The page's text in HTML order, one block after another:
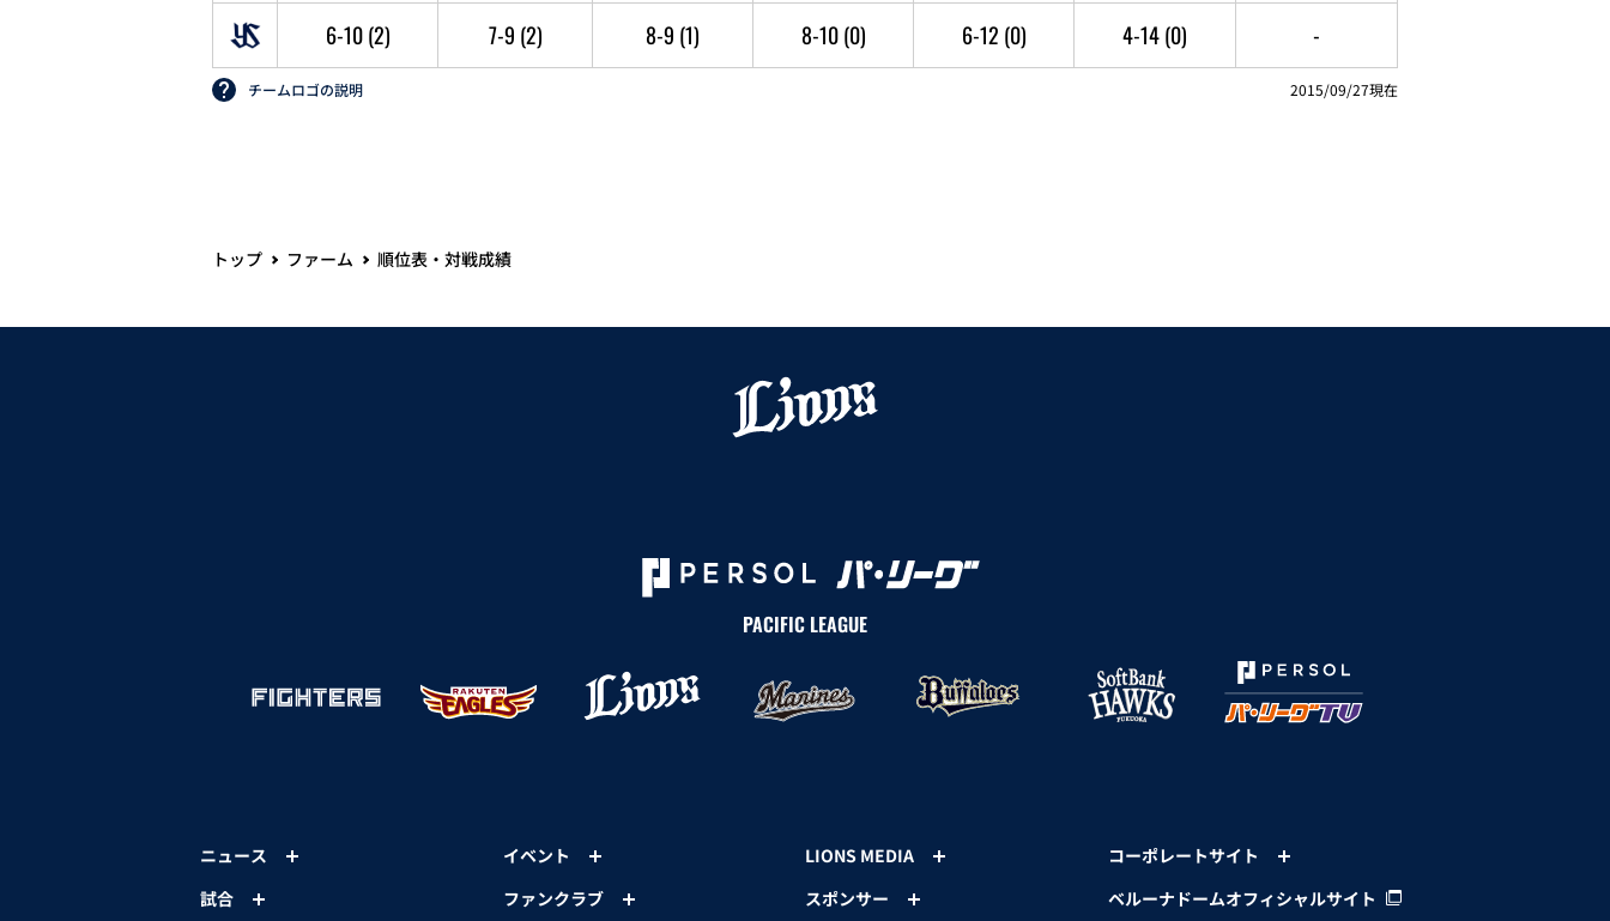
6-10(2) 7-9 (2) 8-9 (1) 8-10(0) 6-12 (0) 4-14(0) -
チームロゴの説明 2015/09/27現在
トップ ファーム 順位表・対戦成績
PACIFIC LEAGUE
ニュース
試合
イベント
ファンクラブ
LIONS MEDIA
スポンサー
コーポレートサイト
ベルーナドームオフィシャルサイト